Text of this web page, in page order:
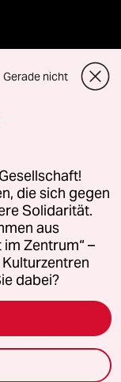
für Genehmigungen
Richtlinien
AGB
(Ads)
Gerade nicht
die sich gegen
Solidarität.
aus
Zentrum“ –
dabei?